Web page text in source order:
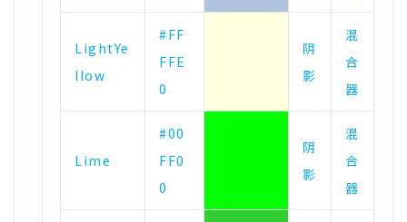
LightYe
llow
#FF
FFE
0
阴
影
混
合
器
Lime
#00
FF0
0
阴
影
混
合
器